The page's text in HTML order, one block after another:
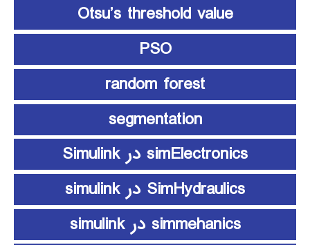
Otsu’s threshold value
PSO
random forest
segmentation
simElectronics در Simulink
SimHydraulics در simulink
simmehanics در simulink